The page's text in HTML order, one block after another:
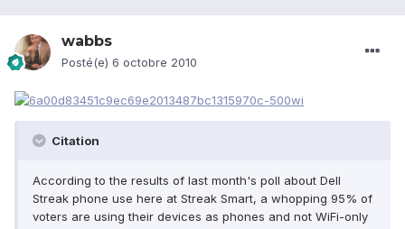
wabbs
Posté(e) 6 octobre 2010
Citation
According to the results of last month's poll about Dell
Streak phone use here at Streak Smart, a whopping 95% of
voters are using their devices as phones and not WiFi-only